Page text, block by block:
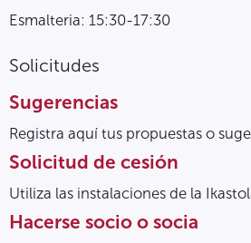
Esmalteria: 15:30-17:30
Solicitudes
Sugerencias
Registra aquí tus propuestas o
Solicitud de cesión
Utiliza las instalaciones de la
Hacerse socio o socia